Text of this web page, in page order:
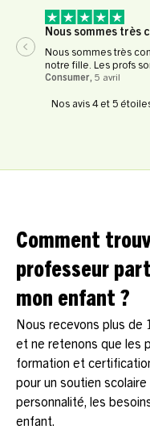
Nous sommes très
Nous sommes très
notre fille. Les profs
Consumer, 5 avril
Nos avis 4 et 5
Comment
professeur
mon enfant ?
Nous recevons plus de
et ne retenons que les
formation et
pour un soutien scolaire
personnalité, les
enfant.